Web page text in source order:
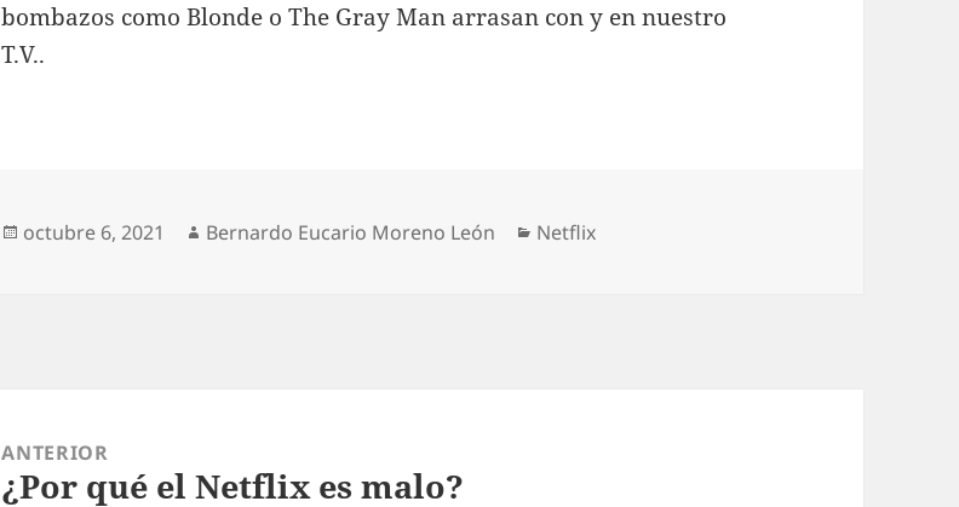
bombazos como Blonde o The Gray Man arrasan con y en nuestro
T.V..
Publicado
octubre 6, 2021 Autor
Bernardo Eucario Moreno León Categorías
Netflix
ANTERIOR
Entrada
¿Por qué el Netflix es malo?